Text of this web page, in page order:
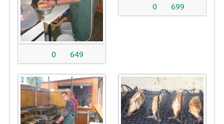
0 649
0 699